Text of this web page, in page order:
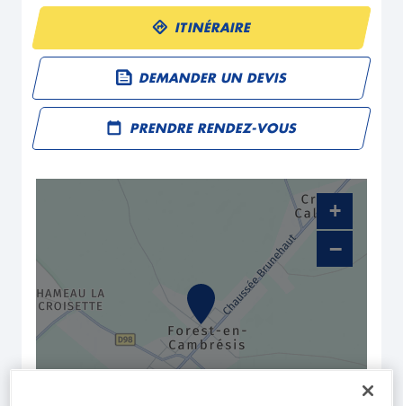
ITINÉRAIRE
DEMANDER UN DEVIS
PRENDRE RENDEZ-VOUS
+
−